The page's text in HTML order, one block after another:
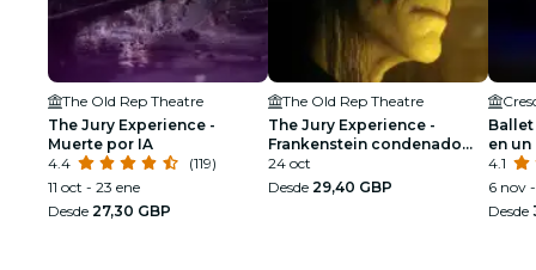
The Old Rep Theatre
The Jury Experience -
Muerte por IA
4.4
(119)
11 oct - 23 ene
Desde 27,30 GBP
The Old Rep Theatre
The Jury Experience -
Frankenstein condenado
por la ley
24 oct
Desde 29,40 GBP
en
4.1
6 nov
Desde